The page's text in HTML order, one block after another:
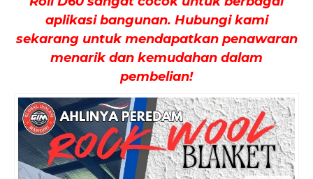
aplikasi bangunan. Hubungi kami
sekarang untuk mendapatkan penawaran
menarik dan kemudahan dalam
pembelian!